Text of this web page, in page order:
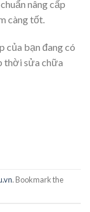
nâng cấp
càng tốt.
của bạn đang có
thời sửa chữa
. Bookmark the